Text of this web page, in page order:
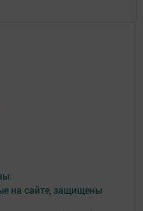
на сайте, защищены